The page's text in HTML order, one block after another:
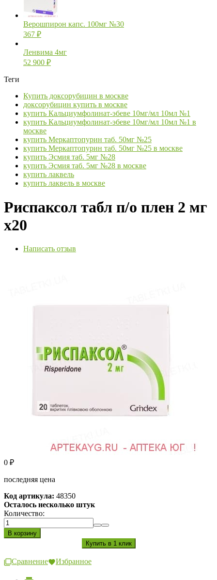
Верошпирон капс. 100мг №30
367 ₽
Ленвима 4мг
52 900 ₽
Теги
Купить доксорубицин в москве
доксорубицин купить в москве
купить Кальциумфолинат-эбеве 10мг/мл 10мл №1
купить Кальциумфолинат-эбеве 10мг/мл 10мл №1 в
москве
купить Меркаптопурин таб. 50мг №25
купить Меркаптопурин таб. 50мг №25 в москве
купить Эсмия таб. 5мг №28
купить Эсмия таб. 5мг №28 в москве
купить лаквель
купить лаквель в москве
Риспаксол табл п/о плен 2 мг
х20
Написать отзыв
0 ₽
последняя цена
Код артикула: 48350
Осталось несколько штук
Количество:
Сравнение Избранное